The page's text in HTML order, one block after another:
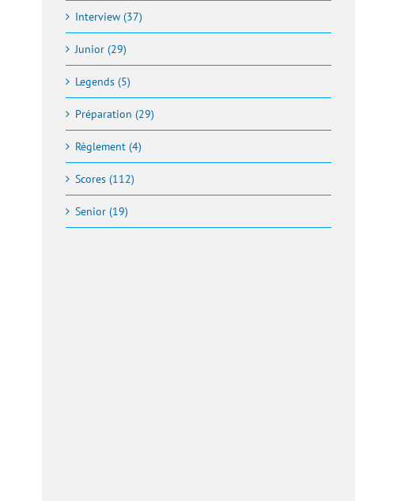
Interview (37)
Junior (29)
Legends (5)
Préparation (29)
Règlement (4)
Scores (112)
Senior (19)